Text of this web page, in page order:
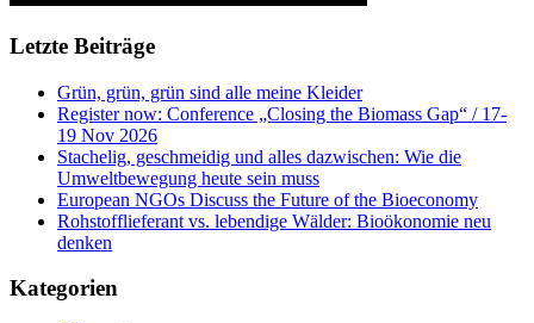
Letzte Beiträge
Grün, grün, grün sind alle meine Kleider
Register now: Conference „Closing the Biomass Gap“ / 17-
19 Nov 2026
Stachelig, geschmeidig und alles dazwischen: Wie die
Umweltbewegung heute sein muss
European NGOs Discuss the Future of the Bioeconomy
Rohstofflieferant vs. lebendige Wälder: Bioökonomie neu
denken
Kategorien